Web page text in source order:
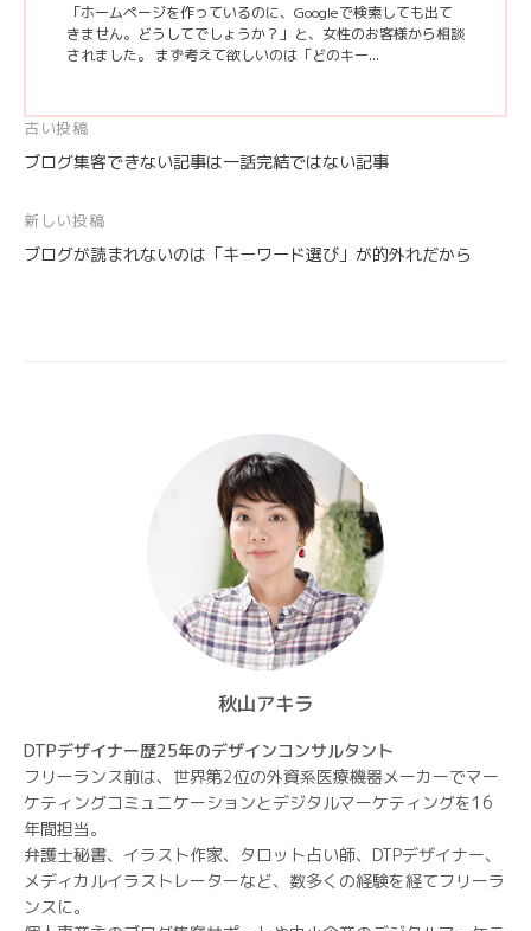
「ホームページを作っているのに、Googleで検索しても出て
きません。どうしてでしょうか？」と、女性のお客様から相談
されました。 まず考えて欲しいのは「どのキー...
投
稿
ナ
ビ
古い投稿
ブログ集客できない記事は一話完結ではない記事
新しい投稿
ブログが読まれないのは「キーワード選び」が的外れだから
秋山アキラ
DTPデザイナー歴25年のデザインコンサルタント
フリーランス前は、世界第2位の外資系医療機器メーカーでマー
ケティングコミュニケーションとデジタルマーケティングを16
年間担当。
弁護士秘書、イラスト作家、タロット占い師、DTPデザイナー、
メディカルイラストレーターなど、数多くの経験を経てフリーラ
ンスに。